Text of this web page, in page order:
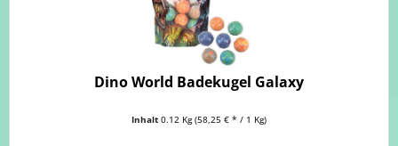
Dino World Badekugel Galaxy
Inhalt0.12 Kg(58,25 € * / 1 Kg)